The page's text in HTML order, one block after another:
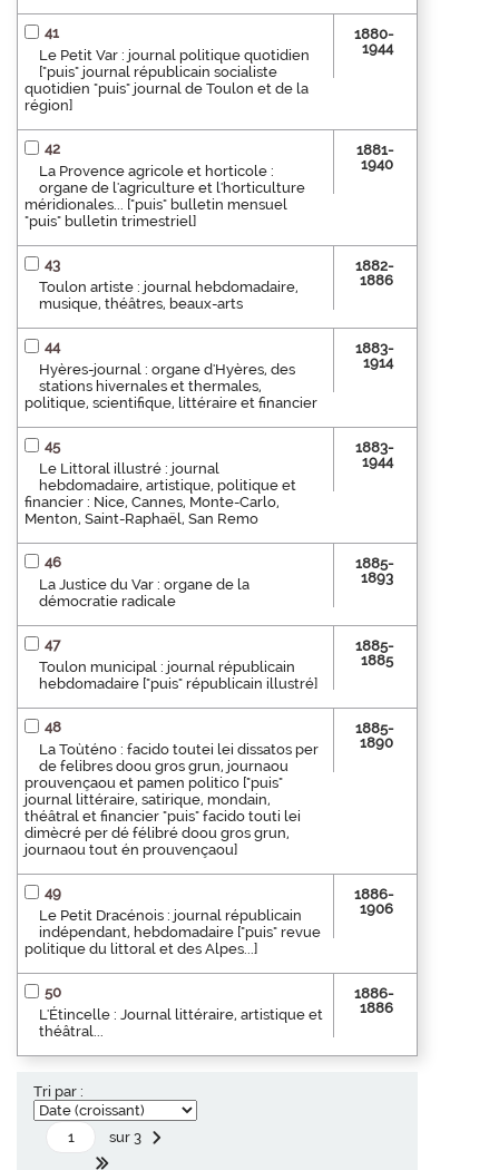
41
Le Petit Var : journal politique quotidien
["puis" journal républicain socialiste
quotidien "puis" journal de Toulon et de la
région]
1880-
1944
42
La Provence agricole et horticole :
organe de l'agriculture et l'horticulture
méridionales... ["puis" bulletin mensuel
"puis" bulletin trimestriel]
1881-
1940
43
Toulon artiste : journal hebdomadaire,
musique, théâtres, beaux-arts
1882-
1886
44
Hyères-journal : organe d'Hyères, des
stations hivernales et thermales,
politique, scientifique, littéraire et financier
1883-
1914
45
Le Littoral illustré : journal
hebdomadaire, artistique, politique et
financier : Nice, Cannes, Monte-Carlo,
Menton, Saint-Raphaël, San Remo
1883-
1944
46
La Justice du Var : organe de la
démocratie radicale
1885-
1893
47
Toulon municipal : journal républicain
hebdomadaire ["puis" républicain illustré]
1885-
1885
48
La Toùténo : facido toutei lei dissatos per
de felibres doou gros grun, journaou
prouvençaou et pamen politico ["puis"
journal littéraire, satirique, mondain,
théâtral et financier "puis" facido touti lei
dimècré per dé félibré doou gros grun,
journaou tout én prouvençaou]
1885-
1890
49
Le Petit Dracénois : journal républicain
indépendant, hebdomadaire ["puis" revue
politique du littoral et des Alpes...]
1886-
1906
50
L'Étincelle : Journal littéraire, artistique et
théâtral...
1886-
1886
Tri par :
sur 3